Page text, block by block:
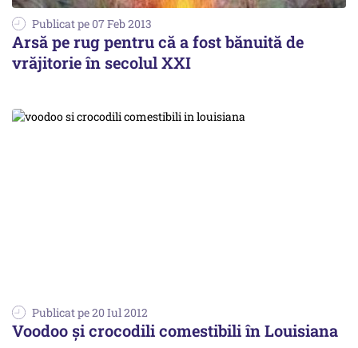
Publicat pe 07 Feb 2013
Arsă pe rug pentru că a fost bănuită de
vrăjitorie în secolul XXI
Publicat pe 20 Iul 2012
Voodoo și crocodili comestibili în Louisiana